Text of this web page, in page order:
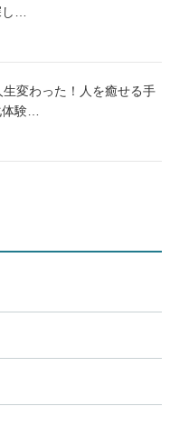
…
変わった！人を癒せる手
験…